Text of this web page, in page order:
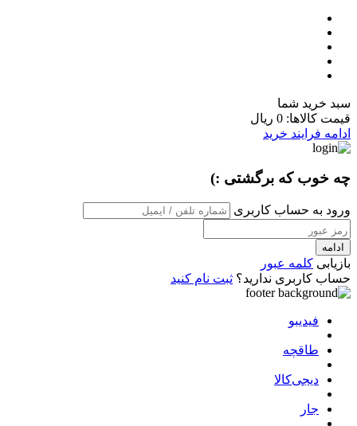
سبد خرید شما
قیمت کالاها: 0 ریال
ادامه فرایند خرید
چه خوب که برگشتی :)
ورود به حساب کاربری
ادامه
بازیابی کلمه عبور
حساب کاربری ندارید؟ ثبت نام کنید
فیدیبو
طاقچه
دیجی‌کالا
جار